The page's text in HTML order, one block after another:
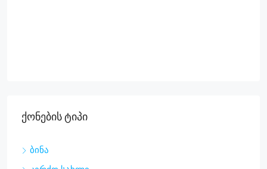
Ქონების Ტიპი
ბინა